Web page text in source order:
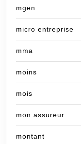
mgen
micro entreprise
mma
moins
mois
mon assureur
montant